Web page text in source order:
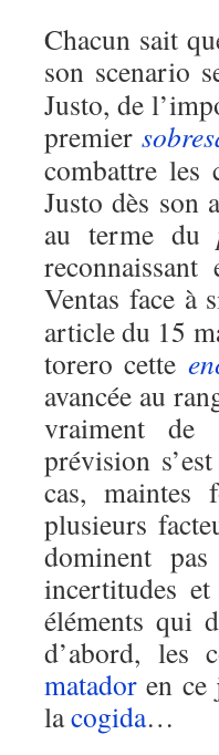
Chacun sait
son scenario
Justo, de
premier
combattre les
Justo dès son
au terme du
Ventas face à
article du 15
torero cette
avancée au
vraiment de
prévision
cas, maintes
plusieurs
dominent
incertitudes
éléments qui
d’abord, les
matador en ce
lacogida…